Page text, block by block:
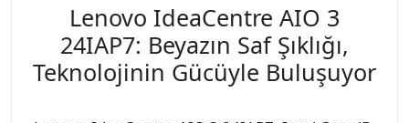
Lenovo IdeaCentre AIO 3
24IAP7: Beyazın Saf Şıklığı,
Teknolojinin Gücüyle Buluşuyor